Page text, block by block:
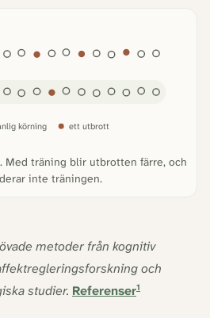
körning ett utbrott
Med träning blir utbrotten färre, och
inte träningen.
metoder från kognitiv
och
studier. Referenser1